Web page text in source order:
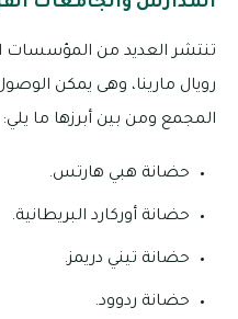
تنتشر العديد من المؤسسات
رويال مارينا، وهى يمكن
المجمع ومن بين أبرزها ما يلي:
حضانة هبي هارتس.
حضانة أوركارد البريطانية.
حضانة تيني دريمز.
حضانة ردوود.